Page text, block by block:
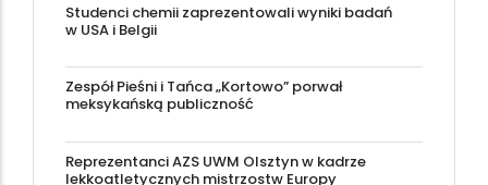
Studenci chemii zaprezentowali wyniki badań
w USA i Belgii
Zespół Pieśni i Tańca „Kortowo” porwał
meksykańską publiczność
Reprezentanci AZS UWM Olsztyn w kadrze
lekkoatletycznych mistrzostw Europy